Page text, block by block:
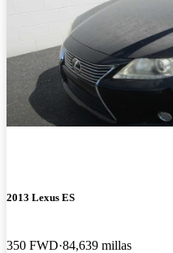
2013 Lexus ES
350 FWD 84,639 millas